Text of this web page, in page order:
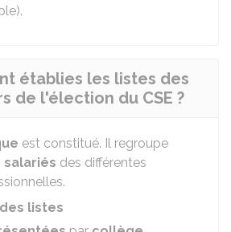
établies les listes des
de l'élection du CSE ?
est constitué. Il regroupe
salariés des différentes
listes